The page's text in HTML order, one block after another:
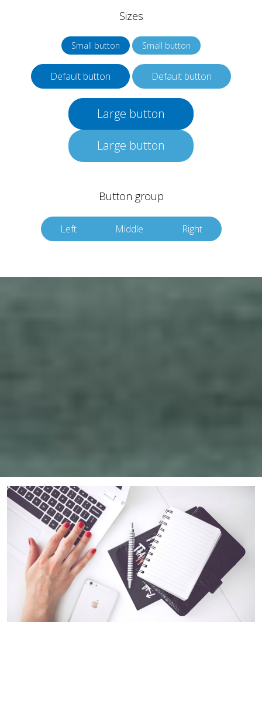
Sizes
Small button Small button
Default button Default button
Large button
Large button
Button group
Left Middle Right